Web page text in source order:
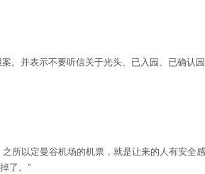
并表示不要听信关于光头、已入园、已确认
所以定曼谷机场的机票，就是让来的人有安全
了。”